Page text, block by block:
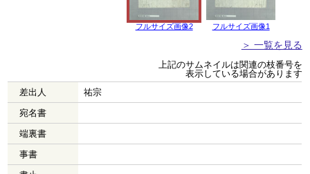
フルサイズ画像2 フルサイズ画像1
＞ 一覧を見る
上記のサムネイルは関連の枝番号を
表示している場合があります
差出人
祐宗
宛名書
端裏書
事書